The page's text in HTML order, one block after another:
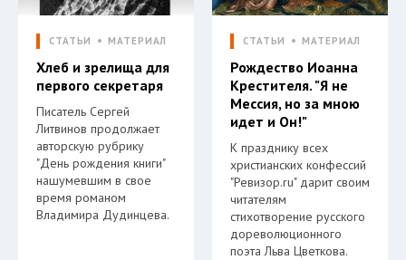
СТАТЬИ МАТЕРИАЛ
Хлеб и зрелища для
первого секретаря
Писатель Сергей
Литвинов продолжает
авторскую рубрику
"День рождения книги"
нашумевшим в свое
время романом
Владимира Дудинцева.
СТАТЬИ МАТЕРИАЛ
Рождество Иоанна
Крестителя. "Я не
Мессия, но за мною
идет и Он!"
К празднику всех
христианских конфессий
"Ревизор.ru" дарит своим
читателям
стихотворение русского
дореволюционного
поэта Льва Цветкова.